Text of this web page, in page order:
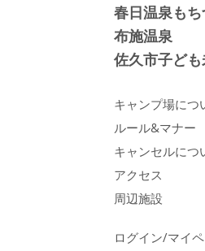
春日温泉も
布施温泉
佐久市子ど
キャンプ場につ
ルール&マナー
キャンセルにつ
アクセス
周辺施設
ログイン/マイ